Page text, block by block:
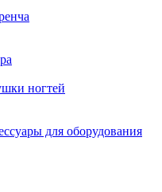
ногтей
для оборудования